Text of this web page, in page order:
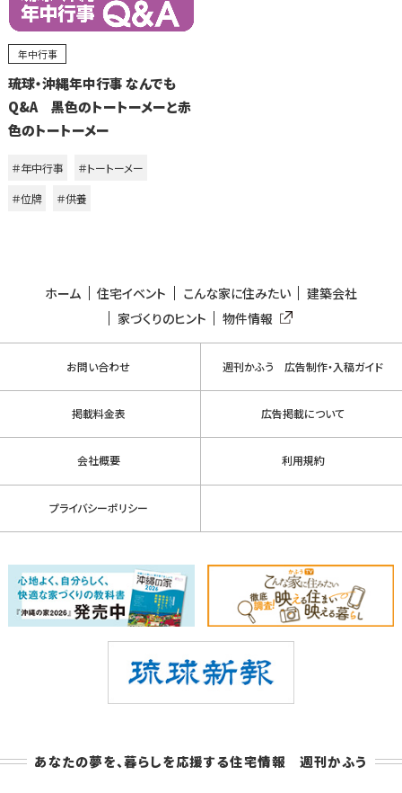
年中行事
琉球・沖縄年中行事 なんでも
Q&A 黒色のトートーメーと赤
色のトートーメー
＃年中行事
＃トートーメー
＃位牌
＃供養
ホーム 住宅イベント こんな家に住みたい
建築会社
家づくりのヒント
物件情報
お問い合わせ 週刊かふう 広告制作・入稿ガイド
掲載料金表 広告掲載について
会社概要 利用規約
プライバシーポリシー
あなたの夢を、暮らしを応援する住宅情報 週刊かふう